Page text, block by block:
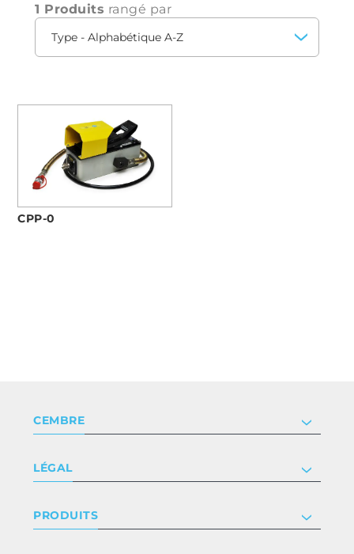
1 Produits rangé par
CPP-0
CEMBRE
Société
Certificat
Nous rejoindre
LÉGAL
Termes et conditions
PRODUITS